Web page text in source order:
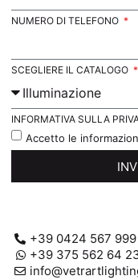
NUMERO DI TELEFONO
SCEGLIERE IL CATALOGO
INFORMATIVA SULLA
Accetto le
+39 0424 567 999
+39 375 562 64